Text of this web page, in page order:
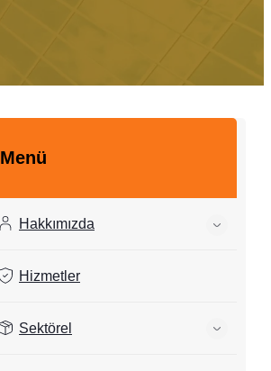
Menü
Hakkımızda
Hizmetler
Sektörel